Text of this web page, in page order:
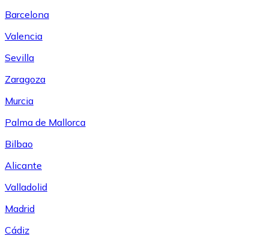
Barcelona
Valencia
Sevilla
Zaragoza
Murcia
Palma de Mallorca
Bilbao
Alicante
Valladolid
Madrid
Cádiz